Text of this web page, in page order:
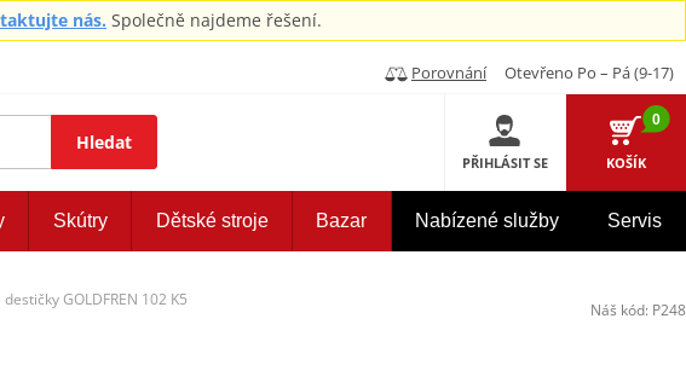
nás. Společně najdeme řešení.
Porovnání Otevřeno Po – Pá (9-17)
Hledat
PŘIHLÁSIT SE
0
KOŠÍK
Skútry Dětské stroje Bazar Nabízené služby Servis
GOLDFREN 102 K5
Náš kód: P248